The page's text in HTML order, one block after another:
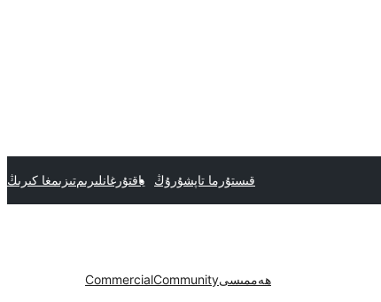
قىستۇرما تاپشۇرۇڭ ياقتۇرغانلىرىمتىزىمغا كىرىڭ
ھەممىسىCommunity
Commercial